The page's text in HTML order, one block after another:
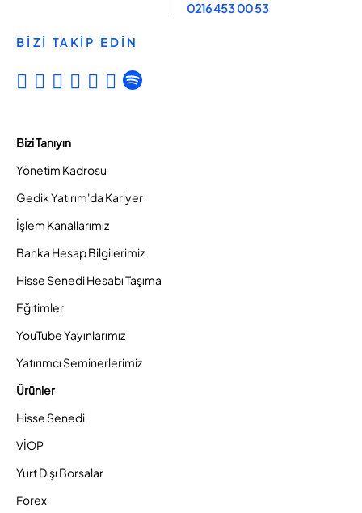
0216 453 00 53
BİZİ TAKİP EDİN
Bizi Tanıyın
Yönetim Kadrosu
Gedik Yatırım'da Kariyer
İşlem Kanallarımız
Banka Hesap Bilgilerimiz
Hisse Senedi Hesabı Taşıma
Eğitimler
YouTube Yayınlarımız
Yatırımcı Seminerlerimiz
Ürünler
Hisse Senedi
VİOP
Yurt Dışı Borsalar
Forex